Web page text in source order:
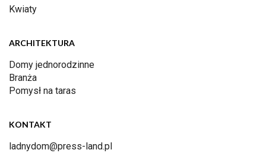
Kwiaty
ARCHITEKTURA
Domy jednorodzinne
Branża
Pomysł na taras
KONTAKT
ladnydom@press-land.pl